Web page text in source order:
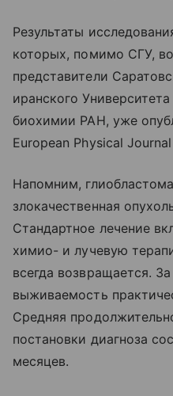
Результаты
которых, помимо СГУ,
представители
иранского
биохимии РАН, уже
European Physical
Напомним,
злокачественная
Стандартное лечение
химио- и лучевую
всегда возвращается.
выживаемость
Средняя
постановки диагноза
месяцев.